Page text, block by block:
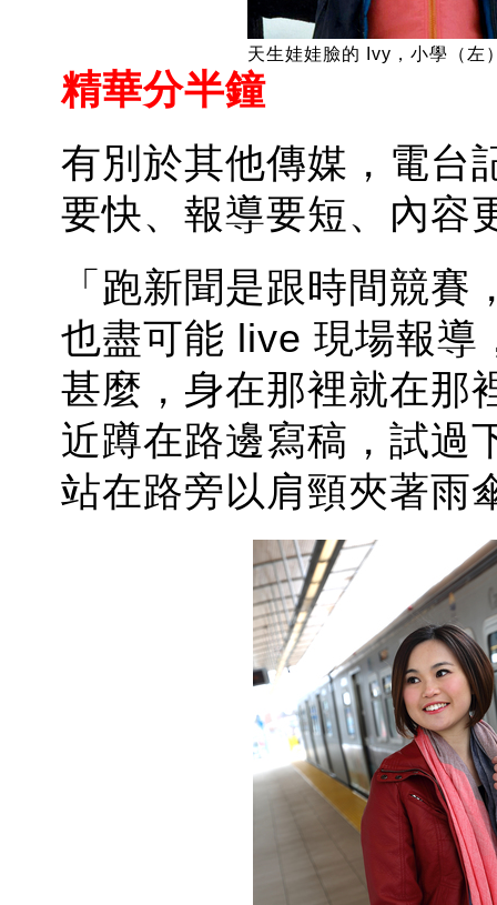
天生娃娃臉的 Ivy，小學（左
精華分半鐘
有別於其他傳媒，電台
要快、報導要短、內容
「跑新聞是跟時間競
也盡可能 live 現場報導
甚麼，身在那裡就在那
近蹲在路邊寫稿，試過
站在路旁以肩頸夾著雨